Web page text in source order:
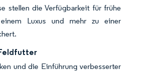
stellen die Verfügbarkeit für frühe
einem Luxus und mehr zu einer
und die Einführung verbesserter